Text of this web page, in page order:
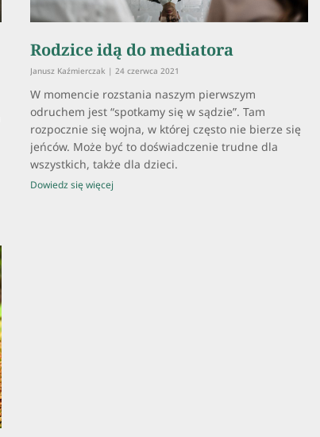
Rodzice idą do mediatora
Janusz Kaźmierczak 24 czerwca 2021
W momencie rozstania naszym pierwszym
odruchem jest “spotkamy się w sądzie”. Tam
rozpocznie się wojna, w której często nie bierze się
jeńców. Może być to doświadczenie trudne dla
wszystkich, także dla dzieci.
Dowiedz się więcej